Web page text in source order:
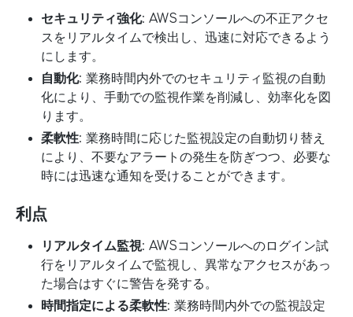
セキュリティ強化: AWSコンソールへの不正アクセ
スをリアルタイムで検出し、迅速に対応できるよう
にします。
自動化: 業務時間内外でのセキュリティ監視の自動
化により、手動での監視作業を削減し、効率化を図
ります。
柔軟性: 業務時間に応じた監視設定の自動切り替え
により、不要なアラートの発生を防ぎつつ、必要な
時には迅速な通知を受けることができます。
利点
リアルタイム監視: AWSコンソールへのログイン試
行をリアルタイムで監視し、異常なアクセスがあっ
た場合はすぐに警告を発する。
時間指定による柔軟性: 業務時間内外での監視設定